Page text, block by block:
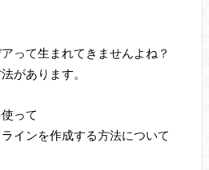
って生まれてきませんよね？
があります。
って
インを作成する方法について